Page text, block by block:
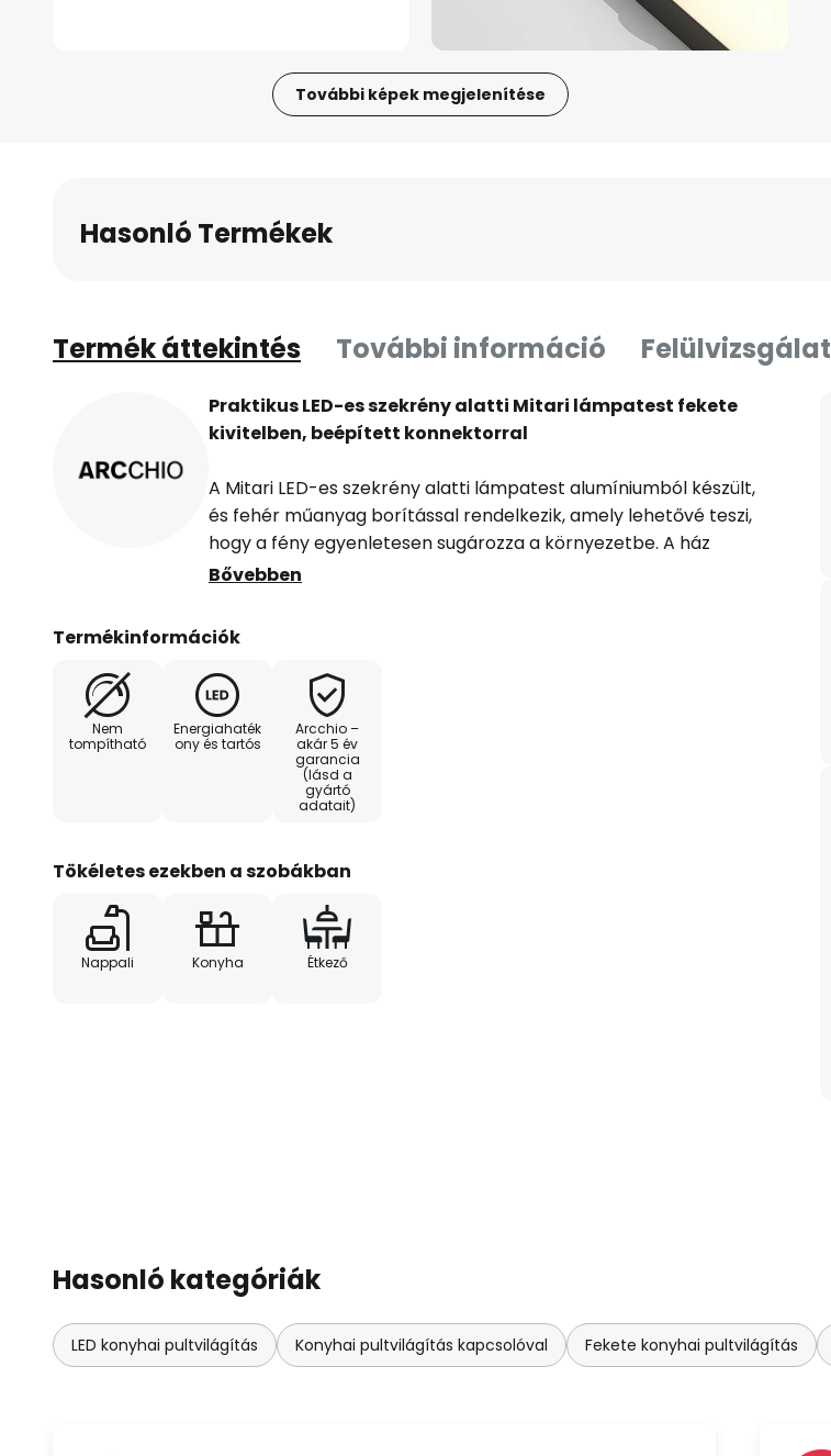
További képek megjelenítése
Hasonló Termékek
Termék áttekintés További információ Felülvizsgálat
Praktikus LED-es szekrény alatti Mitari lámpatest fekete
kivitelben, beépített konnektorral
A Mitari LED-es szekrény alatti lámpatest alumíniumból készült,
és fehér műanyag borítással rendelkezik, amely lehetővé teszi,
hogy a fény egyenletesen sugározza a környezetbe. A ház
fekete fényezést kapott, és szemet gyönyörködtető
a beépített aljzat, amely az eszközök töltésére használható, és
LED-ek takarékos energiafogyasztást biztosítanak, és kellemes
fényt bocsátanak ki, amely csodálatosan elterül az alatta lévő
munkalapon.
Bővebben
Termékinformációk
Nem
tompítható
Energiahaték
ony és tartós
Arcchio –
akár 5 év
garancia
(lásd a
gyártó
adatait)
Tökéletes ezekben a szobákban
Nappali Konyha Étkező
Hasonló kategóriák
LED konyhai pultvilágítás Konyhai pultvilágítás kapcsolóval Fekete konyhai pultvilágítás